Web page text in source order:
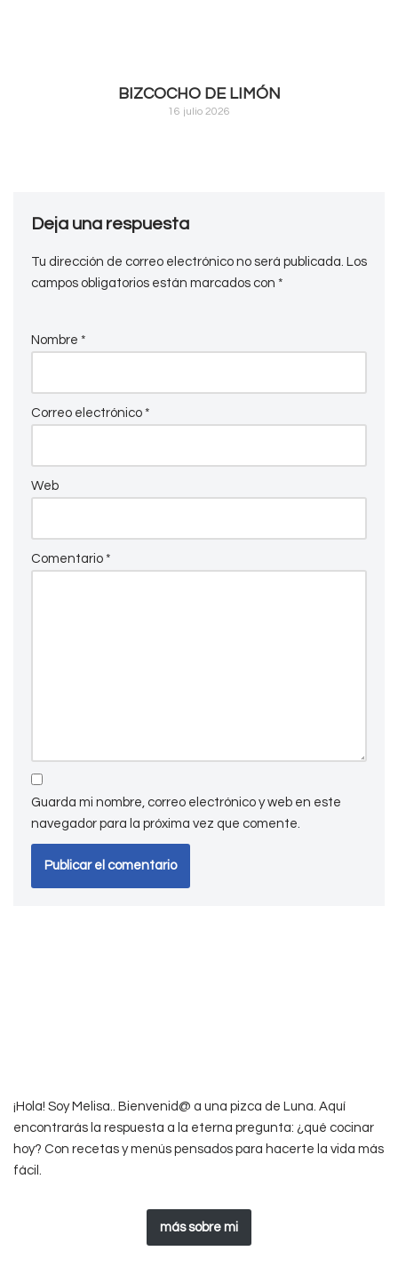
BIZCOCHO DE LIMÓN
16 julio 2026
Deja una respuesta
Tu dirección de correo electrónico no será publicada. Los
campos obligatorios están marcados con *
Nombre *
Correo electrónico *
Web
Comentario *
Guarda mi nombre, correo electrónico y web en este
navegador para la próxima vez que comente.
¡Hola! Soy Melisa.. Bienvenid@ a una pizca de Luna. Aquí
encontrarás la respuesta a la eterna pregunta: ¿qué cocinar
hoy? Con recetas y menús pensados para hacerte la vida más
fácil.
más sobre mi